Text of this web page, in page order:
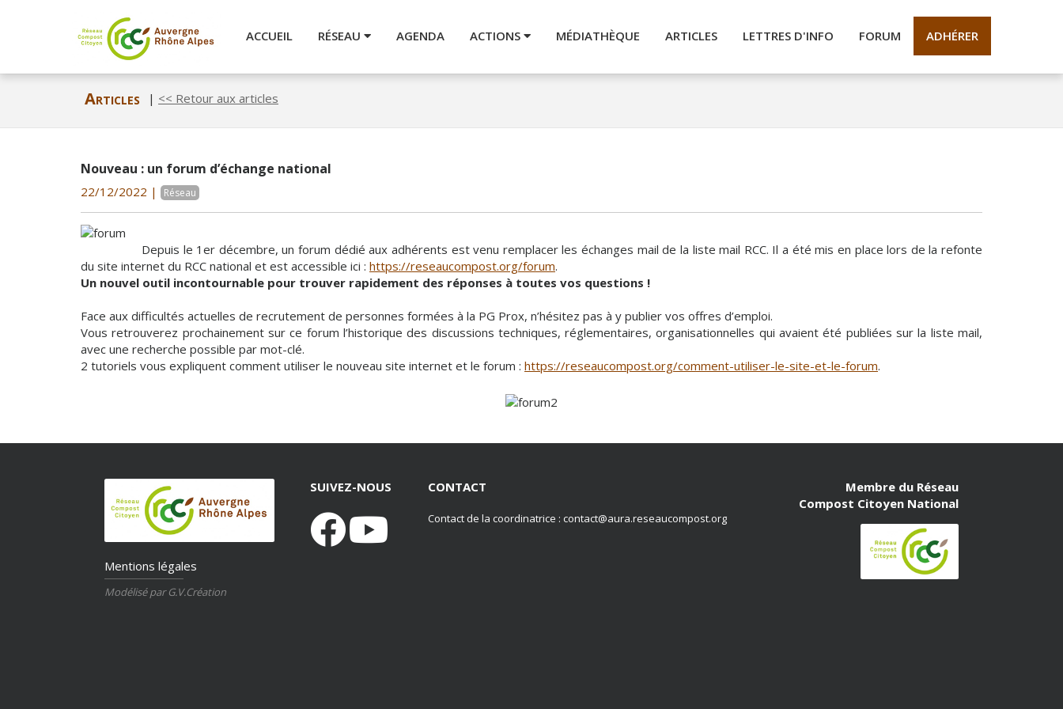
ACCUEIL RÉSEAU AGENDA ACTIONS MÉDIATHÈQUE ARTICLES LETTRES D'INFO FORUM ADHÉRER
Articles | << Retour aux articles
Nouveau : un forum d’échange national
22/12/2022 | Réseau
Depuis le 1er décembre, un forum dédié aux adhérents est venu remplacer les échanges mail de la liste mail RCC. Il a été mis en place lors de la refonte
du site internet du RCC national et est accessible ici : https://reseaucompost.org/forum.
Un nouvel outil incontournable pour trouver rapidement des réponses à toutes vos questions !
Face aux difficultés actuelles de recrutement de personnes formées à la PG Prox, n’hésitez pas à y publier vos offres d’emploi.
Vous retrouverez prochainement sur ce forum l’historique des discussions techniques, réglementaires, organisationnelles qui avaient été publiées sur la liste mail,
avec une recherche possible par mot-clé.
2 tutoriels vous expliquent comment utiliser le nouveau site internet et le forum : https://reseaucompost.org/comment-utiliser-le-site-et-le-forum.
Mentions légales
Modélisé par G.V.Création
SUIVEZ-NOUS CONTACT
Contact de la coordinatrice : contact@aura.reseaucompost.org
Membre du Réseau
Compost Citoyen National